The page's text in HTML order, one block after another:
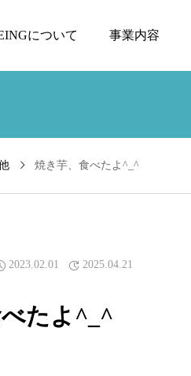
について 事業内容
焼き芋、食べたよ^_^
2023.02.01 2025.04.21
たよ^_^